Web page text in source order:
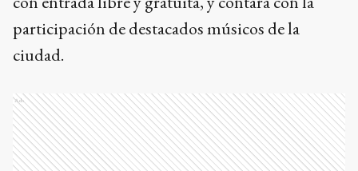
participación de destacados músicos de la
ciudad.
Ads